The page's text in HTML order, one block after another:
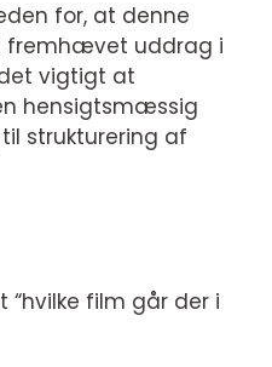
for, at denne
fremhævet uddrag i
vigtigt at
hensigtsmæssig
strukturering af
“hvilke film går der i